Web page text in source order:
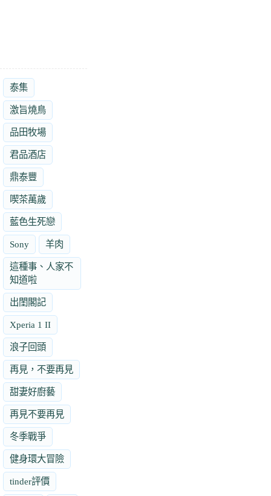
泰集
激旨燒鳥
品田牧場
君品酒店
鼎泰豐
喫茶萬歲
藍色生死戀
Sony 羊肉
這種事、人家不
知道啦
出閨閣記
Xperia 1 II
浪子回頭
再見，不要再見
甜妻好廚藝
再見不要再見
冬季戰爭
健身環大冒險
tinder評價